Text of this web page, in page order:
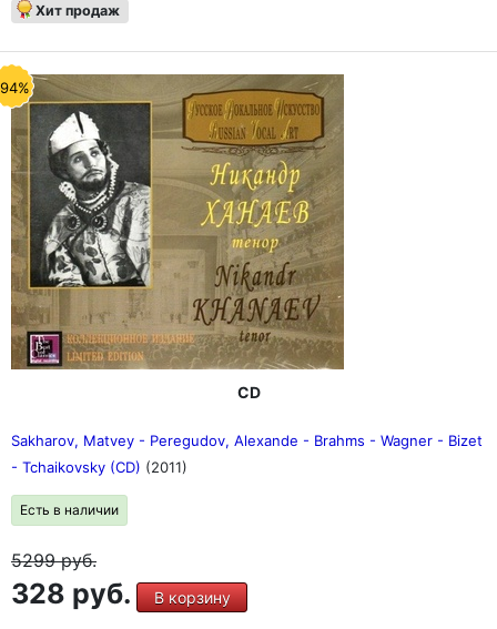
Хит продаж
CD
Sakharov, Matvey - Peregudov, Alexande - Brahms - Wagner - Bizet
- Tchaikovsky (CD) (2011)
Есть в наличии
5299руб.
328 руб. В корзину